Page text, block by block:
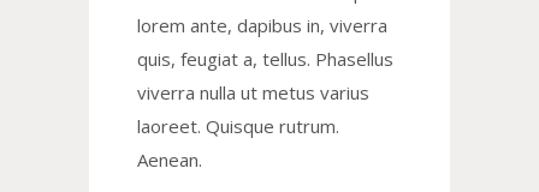
lorem ante, dapibus in, viverra
quis, feugiat a, tellus. Phasellus
viverra nulla ut metus varius
laoreet. Quisque rutrum.
Aenean.